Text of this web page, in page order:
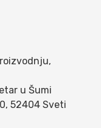
u Šumi
52404 Sveti